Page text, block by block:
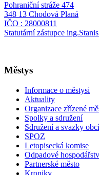
Pohraniční stráže 474
348 13 Chodová Planá
IČO : 28000811
Statutární zástupce
Městys
Informace o městysi
Aktuality
Organizace zřízené
Spolky a sdružení
Sdružení a svazky obcí
SPOZ
Letopisecká komise
Odpadové
Partnerské město
Kroniky